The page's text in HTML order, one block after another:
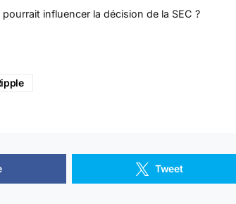
pourrait influencer la décision de la SEC ?
Tweet